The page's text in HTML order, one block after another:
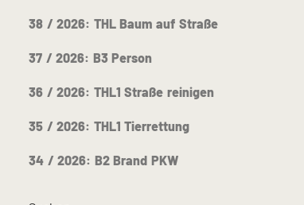
38 / 2026: THL Baum auf Straße
37 / 2026: B3 Person
36 / 2026: THL1 Straße reinigen
35 / 2026: THL1 Tierrettung
34 / 2026: B2 Brand PKW